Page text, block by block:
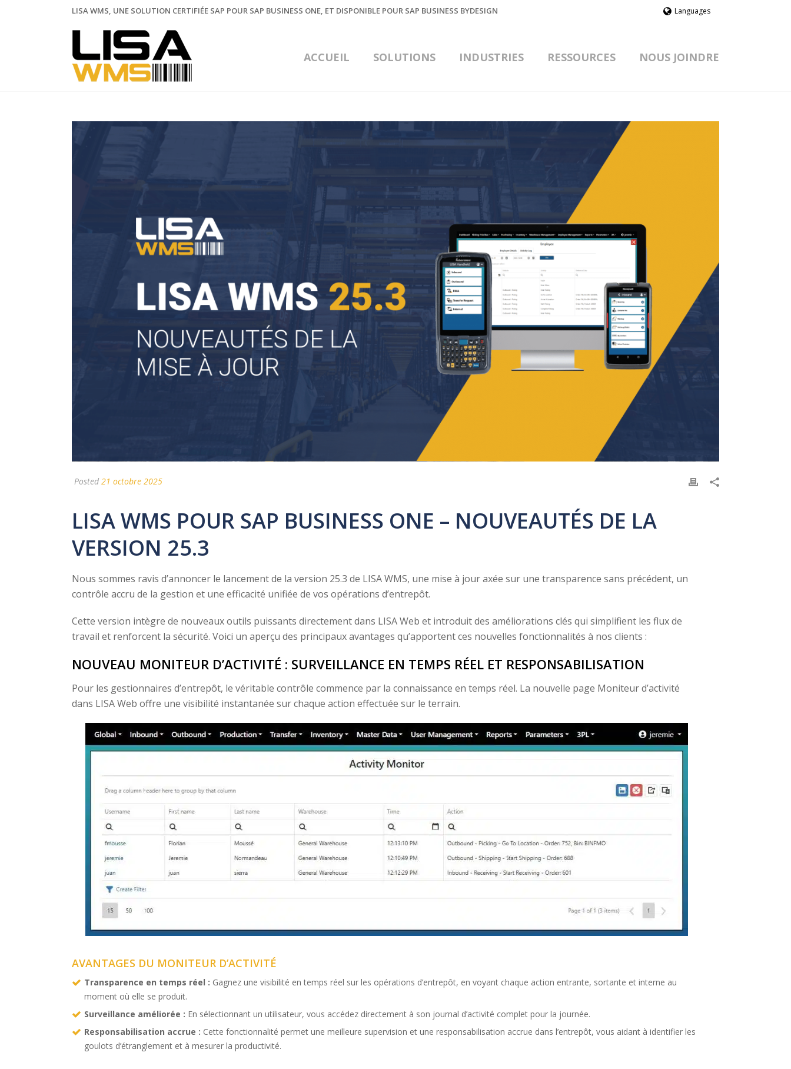
LISA WMS, UNE SOLUTION CERTIFIÉE SAP POUR SAP BUSINESS ONE, ET DISPONIBLE POUR SAP BUSINESS BYDESIGN Languages
ACCUEIL SOLUTIONS INDUSTRIES RESSOURCES NOUS JOINDRE
Posted 21 octobre 2025
LISA WMS POUR SAP BUSINESS ONE – NOUVEAUTÉS DE LA
VERSION 25.3
Nous sommes ravis d’annoncer le lancement de la version 25.3 de LISA WMS, une mise à jour axée sur une transparence sans précédent, un
contrôle accru de la gestion et une efficacité unifiée de vos opérations d’entrepôt.
Cette version intègre de nouveaux outils puissants directement dans LISA Web et introduit des améliorations clés qui simplifient les flux de
travail et renforcent la sécurité. Voici un aperçu des principaux avantages qu’apportent ces nouvelles fonctionnalités à nos clients :
NOUVEAU MONITEUR D’ACTIVITÉ : SURVEILLANCE EN TEMPS RÉEL ET RESPONSABILISATION
Pour les gestionnaires d’entrepôt, le véritable contrôle commence par la connaissance en temps réel. La nouvelle page Moniteur d’activité
dans LISA Web offre une visibilité instantanée sur chaque action effectuée sur le terrain.
AVANTAGES DU MONITEUR D’ACTIVITÉ
Transparence en temps réel : Gagnez une visibilité en temps réel sur les opérations d’entrepôt, en voyant chaque action entrante, sortante et interne au
moment où elle se produit.
Surveillance améliorée : En sélectionnant un utilisateur, vous accédez directement à son journal d’activité complet pour la journée.
Responsabilisation accrue : Cette fonctionnalité permet une meilleure supervision et une responsabilisation accrue dans l’entrepôt, vous aidant à identifier les
goulots d’étranglement et à mesurer la productivité.